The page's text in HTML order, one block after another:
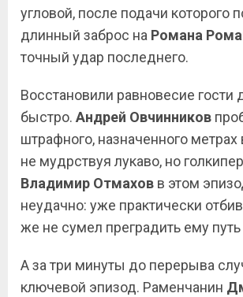
угловой, после подачи которого
длинный заброс на Романа
точный удар последнего.
Восстановили равновесие гости
быстро. Андрей Овчинников
штрафного, назначенного метрах
не мудрствуя лукаво, но
Владимир Отмахов в этом
неудачно: уже практически
же не сумел преградить ему путь
А за три минуты до перерыва
ключевой эпизод. Раменчанин